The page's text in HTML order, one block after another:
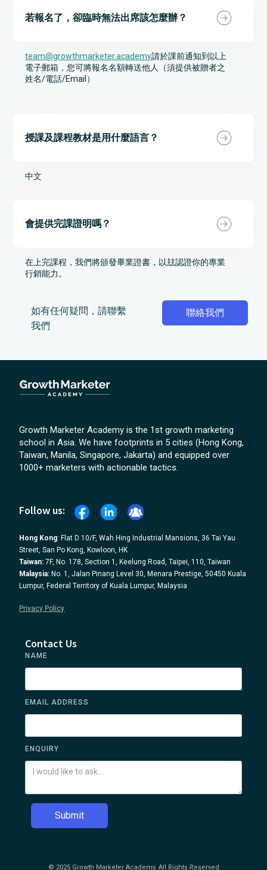
若報名了，卻臨時無法出席該怎麼辦？
team@growthmarketer.academy請於課前通知到以上
電子郵箱，您可將報名名額轉送他人（須提供被贈者之
姓名/電話/Email）
授課及課程教材是用什麼語言？
中文
會提供完課證明嗎？
在上完課程，我們將頒發畢業證書，以玆認證你的專業
行銷能力。
如有任何疑問，請聯繫
我們
聯絡我們
Growth Marketer Academy is the 1st growth marketing
school in Asia. We have footprints in 5 cities (Hong Kong,
Taiwan, Manila, Singapore, Jakarta) and equipped over
1000+ marketers with actionable tactics.
Follow us:
Hong Kong: Flat D 10/F, Wah Hing Industrial Mansions, 36 Tai Yau
Street, San Po Kong, Kowloon, HK
Taiwan: 7F, No. 178, Section 1, Keelung Road, Taipei, 110, Taiwan
Malaysia: No. 1, Jalan Pinang Level 30, Menara Prestige, 50450 Kuala
Lumpur, Federal Territory of Kuala Lumpur, Malaysia
Privacy Policy
Contact Us
NAME
EMAIL ADDRESS
ENQUIRY
© 2025 Growth Marketer Academy. All Rights Reserved